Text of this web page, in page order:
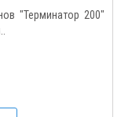
"Терминатор 200"